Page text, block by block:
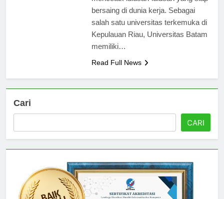
mencetak lulusan-lulusan yang siap
bersaing di dunia kerja. Sebagai
salah satu universitas terkemuka di
Kepulauan Riau, Universitas Batam
Cari
CARI